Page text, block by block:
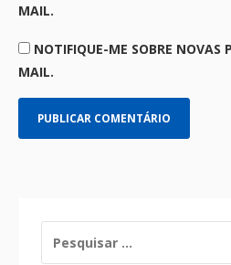
MAIL.
NOTIFIQUE-ME SOBRE NOVAS
MAIL.